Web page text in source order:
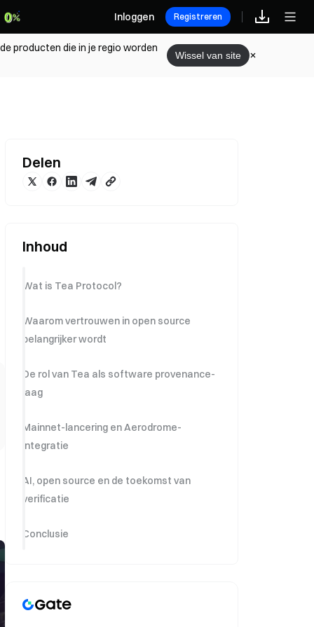
Inloggen Registreren
producten die in je regio worden
Wissel van site
Delen
Inhoud
Wat is Tea Protocol?
Waarom vertrouwen in open source
belangrijker wordt
De rol van Tea als software provenance-
laag
Mainnet-lancering en Aerodrome-
integratie
AI, open source en de toekomst van
verificatie
Conclusie